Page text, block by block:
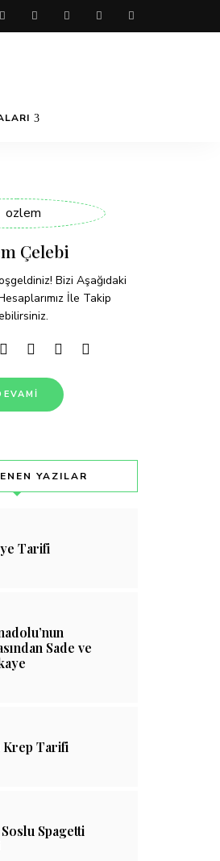
Çelebi
Bizi Aşağıdaki
İle Takip
YAZILAR
Tarifi
Sade ve
Krep Tarifi
Spagetti